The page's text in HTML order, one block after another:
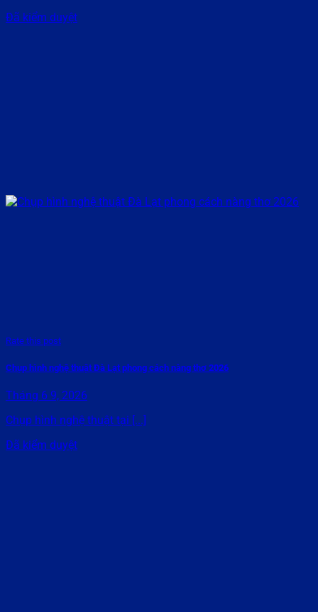
Đã kiểm duyệt
Rate this post
Chụp hình nghệ thuật Đà Lạt phong cách nàng thơ 2026
Tháng 6 9, 2026
Chụp hình nghệ thuật tại [...]
Đã kiểm duyệt